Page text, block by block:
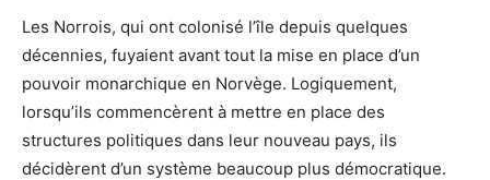
Les Norrois, qui ont colonisé l’île depuis quelques
décennies, fuyaient avant tout la mise en place d’un
pouvoir monarchique en Norvège. Logiquement,
lorsqu’ils commencèrent à mettre en place des
structures politiques dans leur nouveau pays, ils
décidèrent d’un système beaucoup plus démocratique.